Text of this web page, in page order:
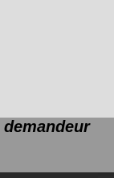
demandeur